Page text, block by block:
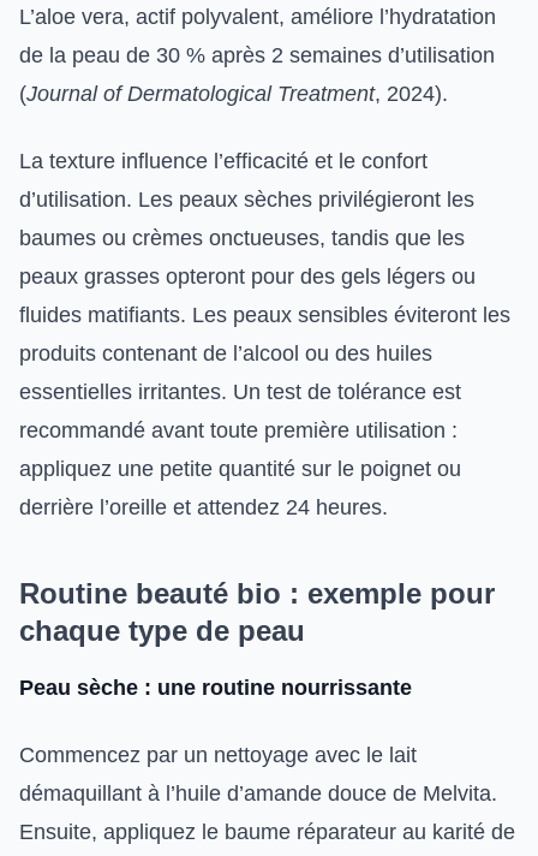
L’aloe vera, actif polyvalent, améliore l’hydratation
de la peau de 30 % après 2 semaines d’utilisation
(Journal of Dermatological Treatment, 2024).
La texture influence l’efficacité et le confort
d’utilisation. Les peaux sèches privilégieront les
baumes ou crèmes onctueuses, tandis que les
peaux grasses opteront pour des gels légers ou
fluides matifiants. Les peaux sensibles éviteront les
produits contenant de l’alcool ou des huiles
essentielles irritantes. Un test de tolérance est
recommandé avant toute première utilisation :
appliquez une petite quantité sur le poignet ou
derrière l’oreille et attendez 24 heures.
Routine beauté bio : exemple pour
chaque type de peau
Peau sèche : une routine nourrissante
Commencez par un nettoyage avec le lait
démaquillant à l’huile d’amande douce de Melvita.
Ensuite, appliquez le baume réparateur au karité de